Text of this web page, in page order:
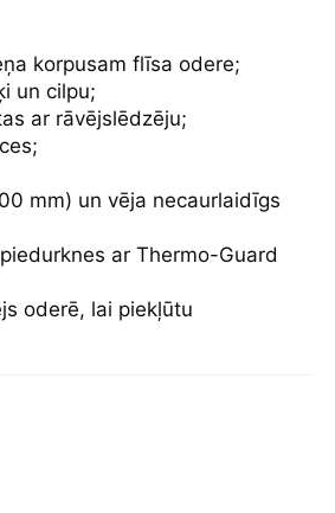
korpusam flīsa odere;
un cilpu;
ar rāvējslēdzēju;
mm) un vēja necaurlaidīgs
ar Thermo-Guard
oderē, lai piekļūtu